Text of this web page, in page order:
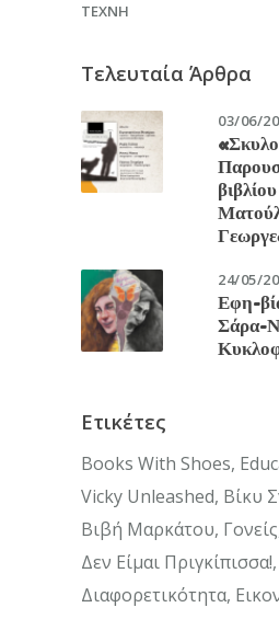
ΤΈΧΝΗ
Τελευταία Άρθρα
03/06/
24/05/
Εφη-
Σάρα-
Ετικέτες
Books With Shoes
Vicky Unleashed Βίκυ
Βιβή Μαρκάτου Γονείς
Δεν Είμαι Πριγκίπισσα!
Διαφορετικότητα